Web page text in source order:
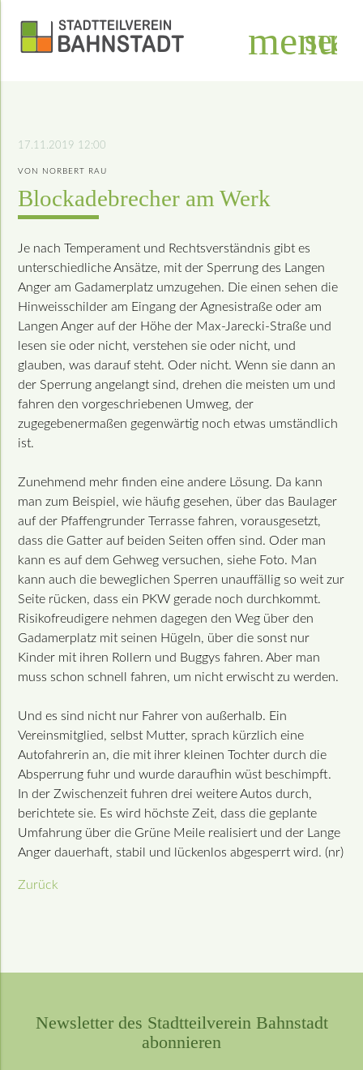
menu
17.11.2019 12:00
VON NORBERT RAU
Blockade­brecher am Werk
Je nach Temperament und Rechts­verständnis gibt es
unterschiedliche Ansätze, mit der Sperrung des Langen
Anger am Gadamerplatz umzugehen. Die einen sehen die
Hinweisschilder am Eingang der Agnesistraße oder am
Langen Anger auf der Höhe der Max-Jarecki-Straße und
lesen sie oder nicht, verstehen sie oder nicht, und
glauben, was darauf steht. Oder nicht. Wenn sie dann an
der Sperrung angelangt sind, drehen die meisten um und
fahren den vorgeschriebenen Umweg, der
zugegebenermaßen gegenwärtig noch etwas umständlich
ist.
Zunehmend mehr finden eine andere Lösung. Da kann
man zum Beispiel, wie häufig gesehen, über das Baulager
auf der Pfaffengrunder Terrasse fahren, vorausgesetzt,
dass die Gatter auf beiden Seiten offen sind. Oder man
kann es auf dem Gehweg versuchen, siehe Foto. Man
kann auch die beweglichen Sperren unauffällig so weit zur
Seite rücken, dass ein PKW gerade noch durchkommt.
Risikofreudigere nehmen dagegen den Weg über den
Gadamerplatz mit seinen Hügeln, über die sonst nur
Kinder mit ihren Rollern und Buggys fahren. Aber man
muss schon schnell fahren, um nicht erwischt zu werden.
Und es sind nicht nur Fahrer von außerhalb. Ein
Vereinsmitglied, selbst Mutter, sprach kürzlich eine
Autofahrerin an, die mit ihrer kleinen Tochter durch die
Absperrung fuhr und wurde daraufhin wüst beschimpft.
In der Zwischenzeit fuhren drei weitere Autos durch,
berichtete sie. Es wird höchste Zeit, dass die geplante
Umfahrung über die Grüne Meile realisiert und der Lange
Anger dauerhaft, stabil und lückenlos abgesperrt wird. (nr)
Zurück
Newsletter des Stadtteilverein Bahnstadt
abonnieren